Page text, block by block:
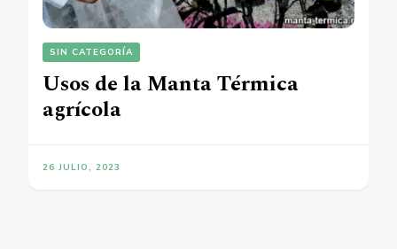
SIN CATEGORÍA
Usos de la Manta Térmica
agrícola
26 JULIO, 2023